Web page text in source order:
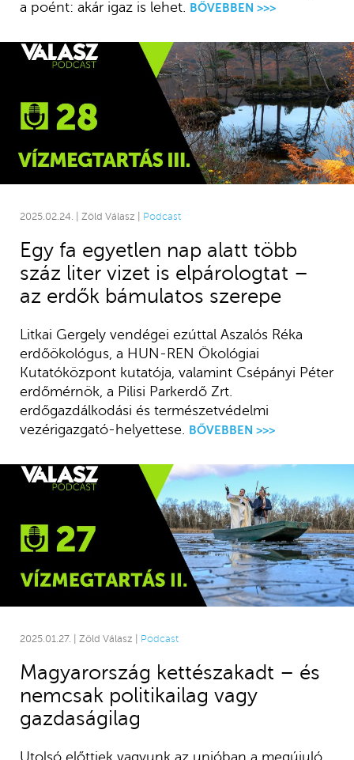
a poént: akár igaz is lehet. BŐVEBBEN >>>
2025.02.24. | Zöld Válasz | Podcast
Egy fa egyetlen nap alatt több
száz liter vizet is elpárologtat –
az erdők bámulatos szerepe
Litkai Gergely vendégei ezúttal Aszalós Réka
erdőökológus, a HUN-REN Ökológiai
Kutatóközpont kutatója, valamint Csépányi Péter
erdőmérnök, a Pilisi Parkerdő Zrt.
erdőgazdálkodási és természetvédelmi
vezérigazgató-helyettese. BŐVEBBEN >>>
2025.01.27. | Zöld Válasz | Podcast
Magyarország kettészakadt – és
nemcsak politikailag vagy
gazdaságilag
Utolsó előttiek vagyunk az unióban a megújuló